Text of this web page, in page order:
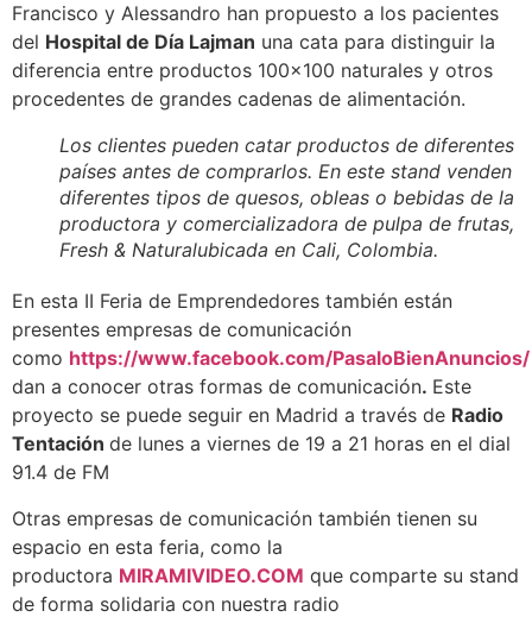
Francisco y Alessandro han propuesto a los pacientes
del Hospital de Día Lajman una cata para distinguir la
diferencia entre productos 100×100 naturales y otros
procedentes de grandes cadenas de alimentación.
Los clientes pueden catar productos de diferentes
países antes de comprarlos. En este stand venden
diferentes tipos de quesos, obleas o bebidas de la
productora y comercializadora de pulpa de frutas,
Fresh & Naturalubicada en Cali, Colombia.
En esta II Feria de Emprendedores también están
presentes empresas de comunicación
como https://www.facebook.com/PasaloBienAnuncios/
dan a conocer otras formas de comunicación. Este
proyecto se puede seguir en Madrid a través de Radio
Tentación de lunes a viernes de 19 a 21 horas en el dial
91.4 de FM
Otras empresas de comunicación también tienen su
espacio en esta feria, como la
productora MIRAMIVIDEO.COM que comparte su stand
de forma solidaria con nuestra radio